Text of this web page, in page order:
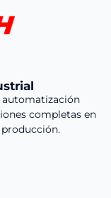
automatización
completas en